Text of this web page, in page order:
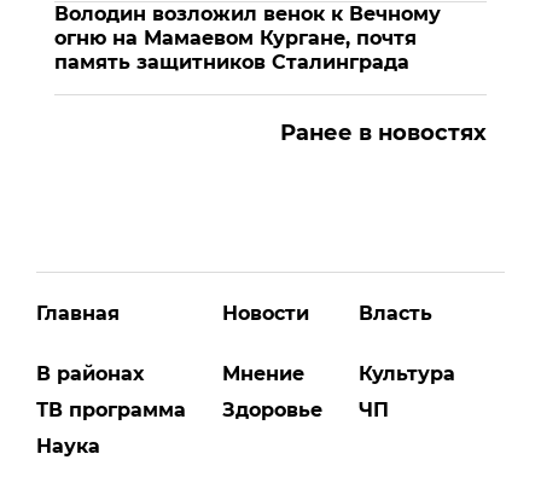
Володин возложил венок к Вечному
огню на Мамаевом Кургане, почтя
память защитников Сталинграда
Ранее в новостях
Главная
В районах
ТВ программа
Наука
Новости
Мнение
Здоровье
Власть
Культура
ЧП